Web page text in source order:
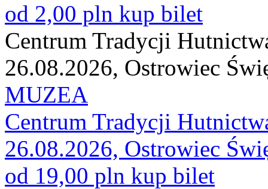
od 2,00 pln kup bilet
Centrum Tradycji
26.08.2026, Ostrowiec
MUZEA
Centrum Tradycji
26.08.2026, Ostrowiec
od 19,00 pln kup bilet